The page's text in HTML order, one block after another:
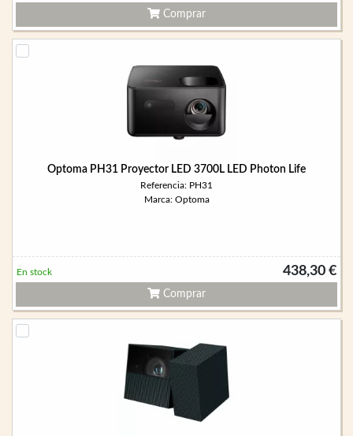
Comprar
Optoma PH31 Proyector LED 3700L LED Photon Life
Referencia: PH31
Marca: Optoma
438,30 €
En stock
Comprar